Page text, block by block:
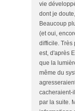
vie
dont je
Beaucoup
(et oui,
difficile. Très
est, d'après
que la
même du
cacheraient-
par la suite.